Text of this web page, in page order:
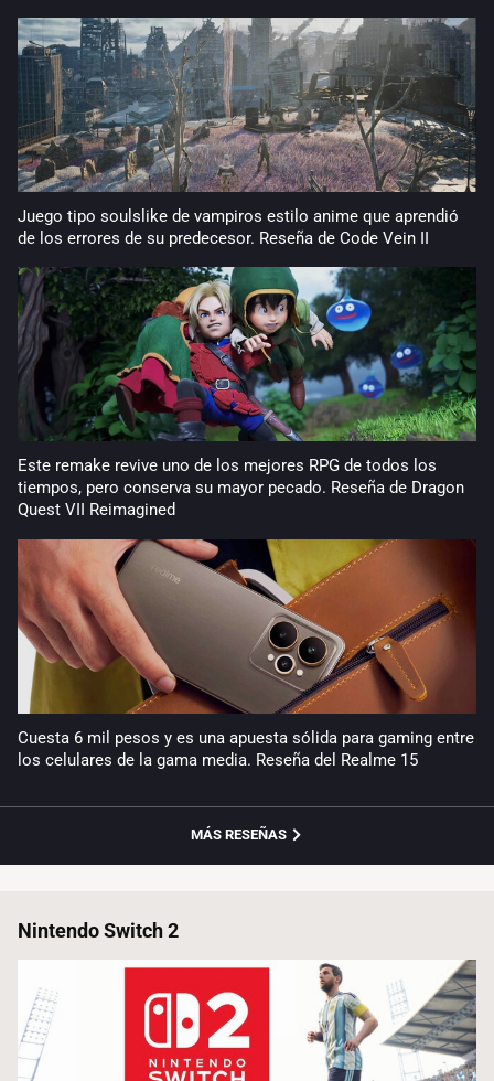
Juego tipo soulslike de vampiros estilo anime que aprendió
de los errores de su predecesor. Reseña de Code Vein II
Este remake revive uno de los mejores RPG de todos los
tiempos, pero conserva su mayor pecado. Reseña de Dragon
Quest VII Reimagined
Cuesta 6 mil pesos y es una apuesta sólida para gaming entre
los celulares de la gama media. Reseña del Realme 15
MÁS RESEÑAS
Nintendo Switch 2